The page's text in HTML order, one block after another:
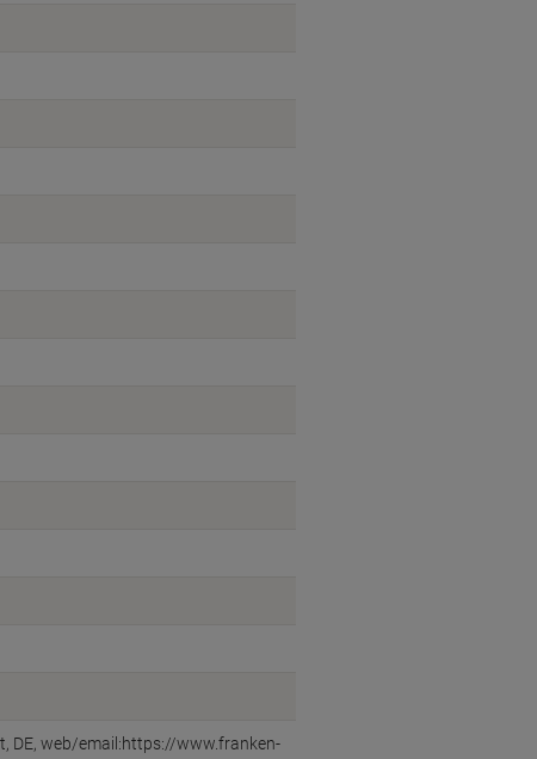
DE, web/email:https://www.franken-